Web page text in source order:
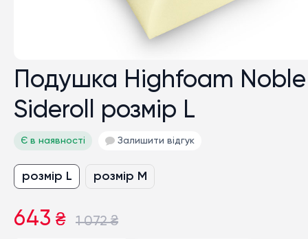
Подушка Highfoam Noble
Sideroll розмір L
Є в наявності Залишити відгук
розмір L розмір M
643 ₴ 1 072₴